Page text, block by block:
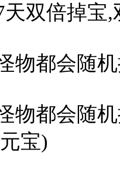
天双倍掉宝
物都会随
物都会随
宝)